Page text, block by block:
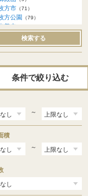
方市 （71）
方公園 （79）
善寺
（77）
屋川市（36）
島（18）
古川橋 （33）
門真市（30）
三荘（20）
居（15）
井（6）
林（6）
小路
目
江（102）
満橋
浜
屋橋（19）
検索する
条件で絞り込む
～
積
～